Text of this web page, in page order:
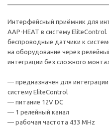
Интерфейсный приёмник для
AAP-HEAT в систему
беспроводные датчики к
на оборудование через
интеграции без сложного
— предназначен для интеграции
систему EliteControl
— питание 12V DC
— 1 релейный канал
— рабочая частота 433 MHz